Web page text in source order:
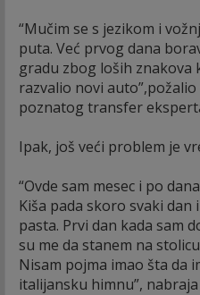
“Mučim se s jezikom i
puta. Već prvog dana
gradu zbog loših znakova
razvalio novi
poznatog transfer
Ipak, još veći problem je
“Ovde sam mesec i po
Kiša pada skoro svaki
pasta. Prvi dan kada sam
su me da stanem na
Nisam pojma imao šta da
italijansku himnu”,